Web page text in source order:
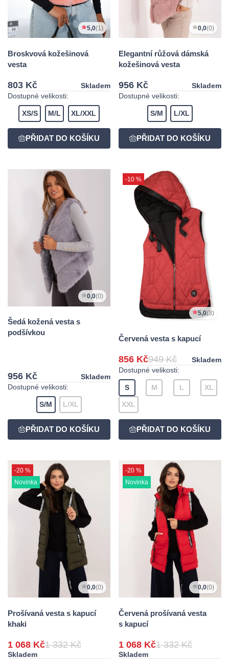
5,0(1)
Broskvová kožešinová
vesta
803 Kč
Skladem
Dostupné velikosti:
XS/S M/L XL/XXL
0,0(0)
Elegantní růžová dámská
kožešinová vesta
956 Kč
Skladem
Dostupné velikosti:
S/M L/XL
0,0(0)
Šedá kožená vesta s
podšívkou
956 Kč
Skladem
Dostupné velikosti:
S/M L/XL
-10 %
5,0(3)
Červená vesta s kapucí
856 Kč949 Kč
Skladem
Dostupné velikosti:
S M L XL
XXL
-20 %
Novinka
0,0(0)
Prošívaná vesta s kapucí
khaki
1 068 Kč1 332 Kč
Skladem
-20 %
Novinka
0,0(0)
Červená prošívaná vesta
s kapucí
1 068 Kč1 332 Kč
Skladem